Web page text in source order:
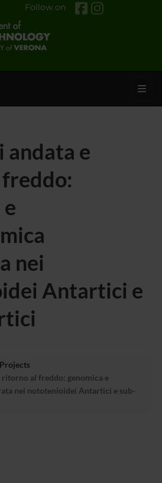
Follow on
andata e
nei
Antartici e
Projects
ritorno al freddo: genomica e
nei nototenioidei Antartici e sub-